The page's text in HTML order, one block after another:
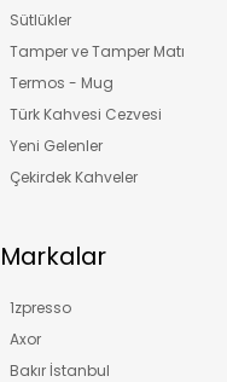
Sütlükler
Tamper ve Tamper Matı
Termos - Mug
Türk Kahvesi Cezvesi
Yeni Gelenler
Çekirdek Kahveler
Markalar
1zpresso
Axor
Bakır İstanbul